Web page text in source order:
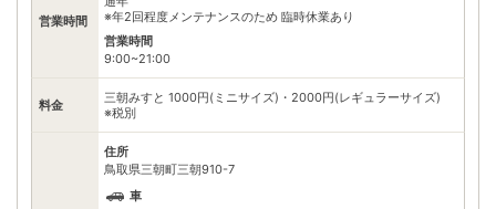
営業時間
※年2回程度メンテナンスのため 臨時休業あり
営業時間
9:00~21:00
料金
三朝みすと 1000円(ミニサイズ)・2000円(レギュラーサイズ)
※税別
住所
鳥取県三朝町三朝910-7
車